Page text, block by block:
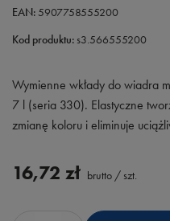
EAN:5907758555200
Kod produktu: s3.566555200
Wymienne wkłady do wiadra
7 l (seria 330). Elastyczne
zmianę koloru i eliminuje
16,72 zł brutto / szt.